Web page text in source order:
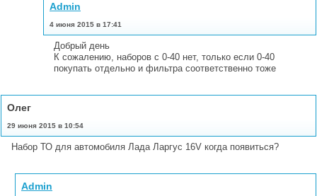
Admin
4 июня 2015 в 17:41
Добрый день
К сожалению, наборов с 0-40 нет, только если 0-40
покупать отдельно и фильтра соответственно тоже
Олег
29 июня 2015 в 10:54
Набор ТО для автомобиля Лада Ларгус 16V когда появиться?
Admin